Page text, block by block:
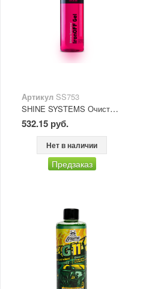
Артикул SS753
SHINE SYSTEMS Очиститель дисков нейтральный с индикатором IronOFF Gel 750 мл
532.15 руб.
Нет в наличии
Предзаказ